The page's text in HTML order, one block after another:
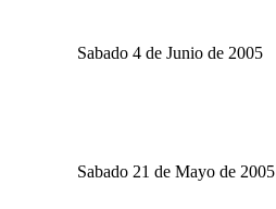
Sabado 4 de Junio de 2005
Sabado 21 de Mayo de 2005